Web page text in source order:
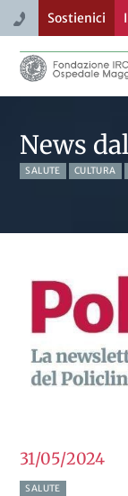
Sostienici
News
SALUTE CULTURA
31/052024
SALUTE